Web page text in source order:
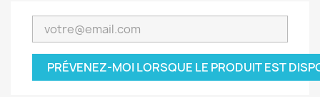
PRÉVENEZ-MOI LORSQUE LE PRODUIT EST